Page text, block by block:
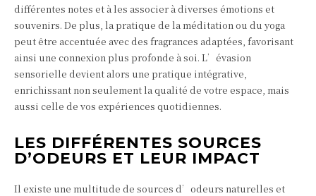
différentes notes et à les associer à diverses émotions et
souvenirs. De plus, la pratique de la méditation ou du yoga
peut être accentuée avec des fragrances adaptées, favorisant
ainsi une connexion plus profonde à soi. L’évasion
sensorielle devient alors une pratique intégrative,
enrichissant non seulement la qualité de votre espace, mais
aussi celle de vos expériences quotidiennes.
LES DIFFÉRENTES SOURCES
D’ODEURS ET LEUR IMPACT
Il existe une multitude de sources d’odeurs naturelles et